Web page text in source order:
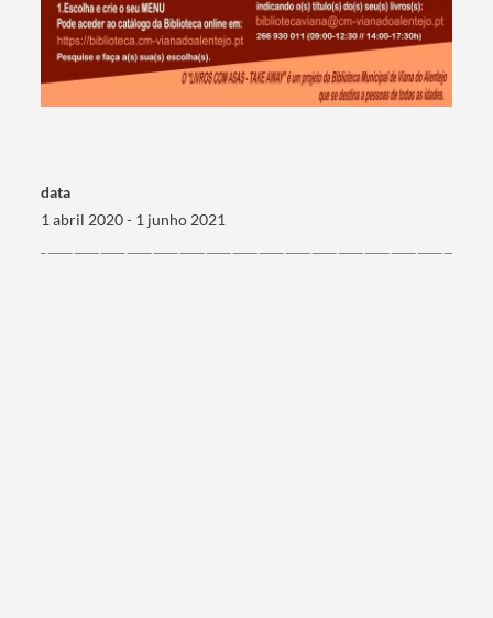
Termo de Pesquisa
data
1 abril 2020 - 1 junho 2021